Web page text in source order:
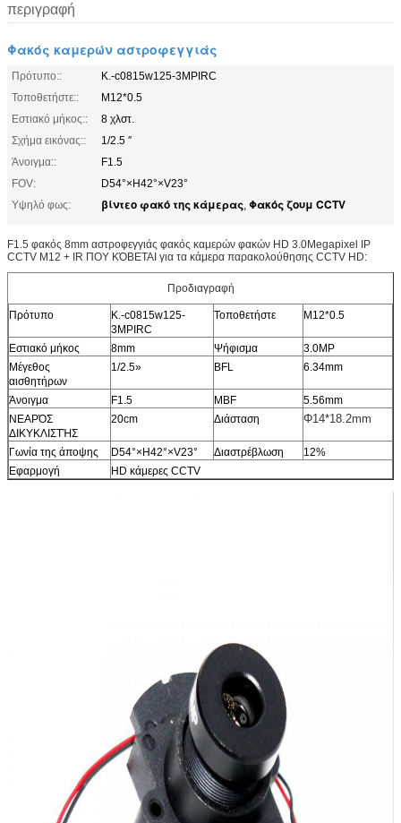
περιγραφή
Φακός καμερών αστροφεγγιάς
Πρότυπο::
Κ.-c0815w125-3MPIRC
Τοποθετήστε::
M12*0.5
Εστιακό μήκος::
8 χλστ.
Σχήμα εικόνας::
1/2.5 ″
Άνοιγμα::
F1.5
FOV:
D54°×H42°×V23°
Υψηλό φως:
βίντεο φακό της κάμερας, Φακός ζουμ CCTV
F1.5 φακός 8mm αστροφεγγιάς φακός καμερών φακών HD 3.0Megapixel IP
CCTV M12 + IR ΠΟΥ ΚΌΒΕΤΑΙ για τα κάμερα παρακολούθησης CCTV HD:
Προδιαγραφή
Πρότυπο
Κ.-c0815w125-
3MPIRC
Τοποθετήστε M12*0.5
Εστιακό μήκος 8mm Ψήφισμα
3.0MP
Μέγεθος
αισθητήρων
1/2.5» BFL 6.34mm
Άνοιγμα F1.5 MBF
5.56mm
ΝΕΑΡΌΣ
ΔΙΚΥΚΛΙΣΤΉΣ
20cm Διάσταση Φ14*18.2mm
Γωνία της άποψης D54°×H42°×V23° Διαστρέβλωση
12%
Εφαρμογή
HD κάμερες CCTV